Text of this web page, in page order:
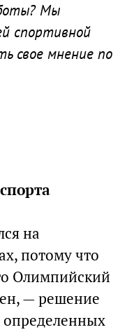
Мы
спортивной
свое мнение по
на
потому что
Олимпийский
— решение